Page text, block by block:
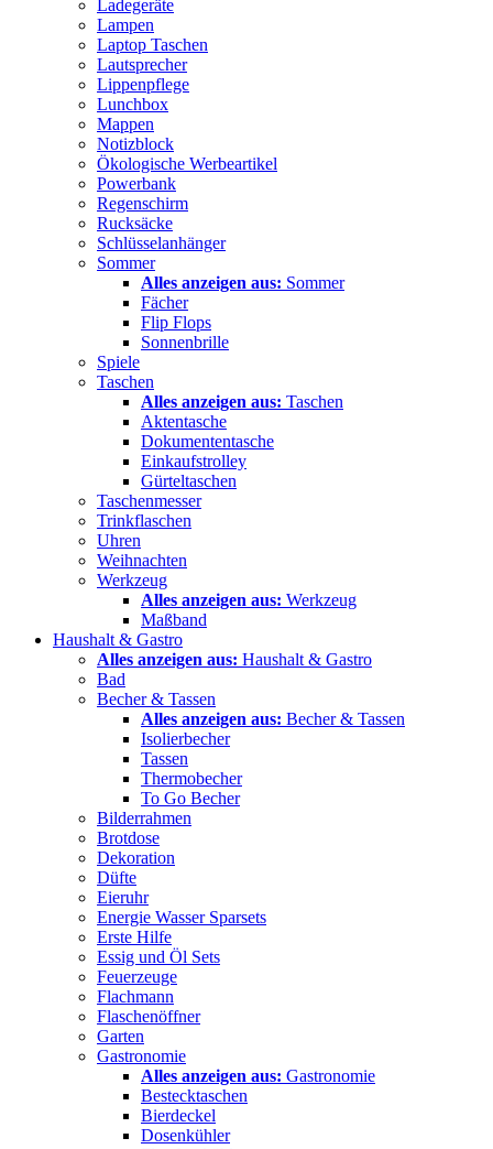
Ladegeräte
Lampen
Laptop Taschen
Lautsprecher
Lippenpflege
Lunchbox
Mappen
Notizblock
Ökologische Werbeartikel
Powerbank
Regenschirm
Rucksäcke
Schlüsselanhänger
Sommer
Alles anzeigen aus: Sommer
Fächer
Flip Flops
Sonnenbrille
Spiele
Taschen
Alles anzeigen aus: Taschen
Aktentasche
Dokumententasche
Einkaufstrolley
Gürteltaschen
Taschenmesser
Trinkflaschen
Uhren
Weihnachten
Werkzeug
Alles anzeigen aus: Werkzeug
Maßband
Haushalt & Gastro
Alles anzeigen aus: Haushalt & Gastro
Bad
Becher & Tassen
Alles anzeigen aus: Becher & Tassen
Isolierbecher
Tassen
Thermobecher
To Go Becher
Bilderrahmen
Brotdose
Dekoration
Düfte
Eieruhr
Energie Wasser Sparsets
Erste Hilfe
Essig und Öl Sets
Feuerzeuge
Flachmann
Flaschenöffner
Garten
Gastronomie
Alles anzeigen aus: Gastronomie
Bestecktaschen
Bierdeckel
Dosenkühler